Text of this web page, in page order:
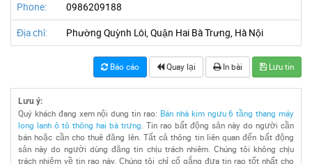
Phone: 0986209188
Địa chỉ: Phường Quỳnh Lôi, Quận Hai Bà Trưng, Hà Nội
Báo cáo Quay lại In bài Lưu tin
Lưu ý:
Quý khách đang xem nội dung tin rao: Bán nhà kim ngưu 6 tầng thang máy
long lanh ô tô thông hai bà trưng. Tin rao bất động sản này do người cần
bán hoặc cần cho thuê đăng lên. Tất cả thông tin liên quan đến bất động
sản này do người dùng đăng tin chịu trách nhiêm. Chúng tôi không chịu
trách nhiệm về tin rao này. Chúng tôi chỉ cố gắng đưa tin rao tốt nhất cho